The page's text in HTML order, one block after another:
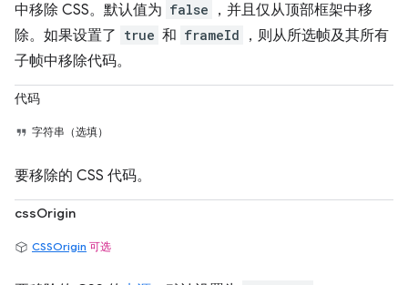
中移除 CSS。默认值为 false
，并且仅从顶部框架中移
除。如果设置了 true 和 frameId
，则从所选帧及其所有
子帧中移除代码。
代码
字符串（选填）
要移除的 CSS 代码。
cssOrigin
CSSOrigin 可选